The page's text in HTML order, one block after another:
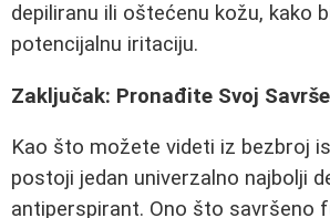
depiliranu ili oštećenu kožu, kako
potencijalnu iritaciju.
Zaključak: Pronađite Svoj
Kao što možete videti iz bezbroj
postoji jedan univerzalno najbolji
antiperspirant. Ono što savršeno